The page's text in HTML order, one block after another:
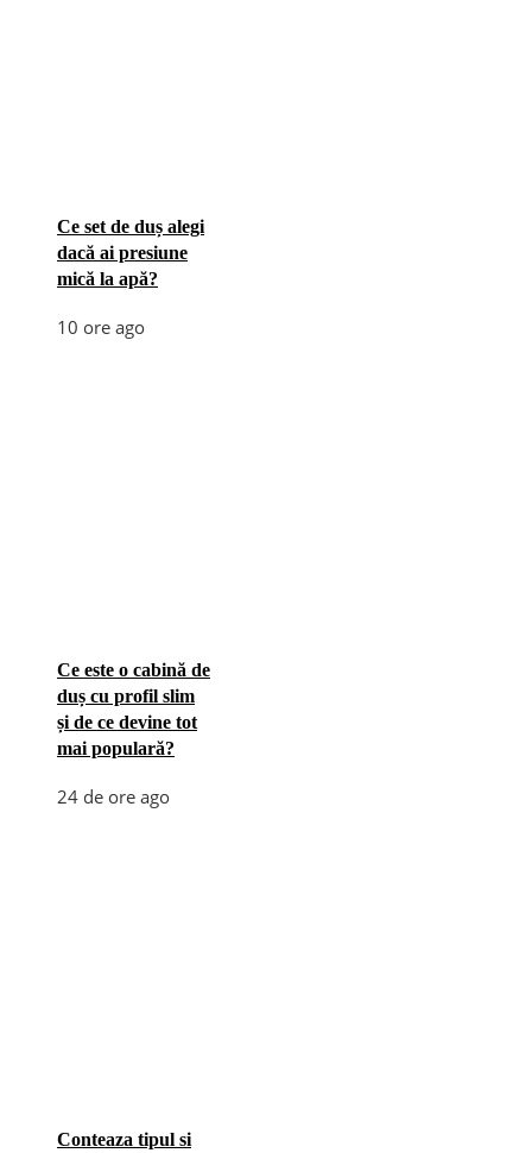
Ce set de duș alegi
dacă ai presiune
mică la apă?
10 ore ago
Ce este o cabină de
duș cu profil slim
și de ce devine tot
mai populară?
24 de ore ago
Conteaza tipul si